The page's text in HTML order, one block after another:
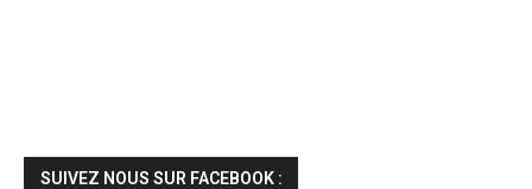
SUIVEZ NOUS SUR FACEBOOK :